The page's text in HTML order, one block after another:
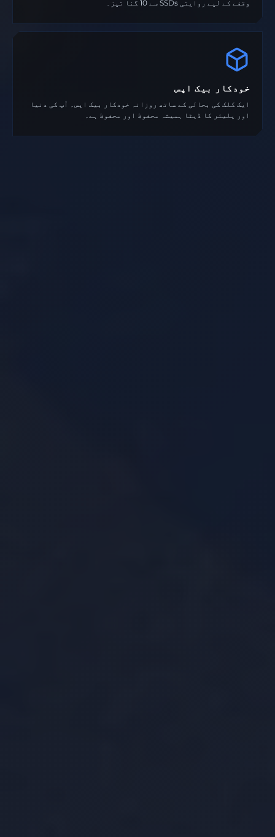
وقفے کے لیے روایتی SSDs سے 10 گنا تیز۔
خودکار بیک اپس
ایک کلک کی بحالی کے ساتھ روزانہ خودکار بیک اپس۔ آپ کی دنیا
اور پلیئر کا ڈیٹا ہمیشہ محفوظ اور محفوظ ہے۔